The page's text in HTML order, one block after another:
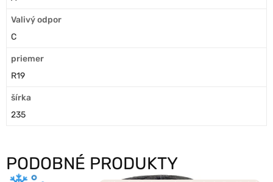
Valivý odpor
C
priemer
R19
šírka
235
PODOBNÉ PRODUKTY